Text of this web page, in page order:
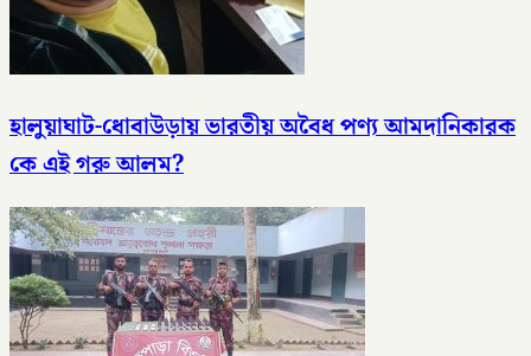
হালুয়াঘাট-ধোবাউড়ায় ভারতীয় অবৈধ পণ্য আমদানিকারক
কে এই গরু আলম?